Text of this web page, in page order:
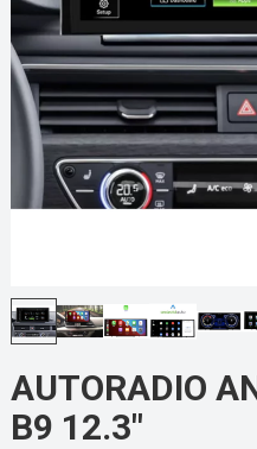
AUTORADIO
B9 12.3"